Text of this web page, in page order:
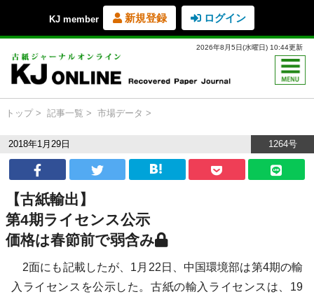
KJ member 新規登録 ログイン
2026年8月5日(水曜日) 10:44更新
トップ 記事一覧 市場データ
2018年1月29日 1264号
【古紙輸出】
第4期ライセンス公示
価格は春節前で弱含み
2面にも記載したが、1月22日、中国環境部は第4期の輸
入ライセンスを公示した。古紙の輸入ライセンスは、19